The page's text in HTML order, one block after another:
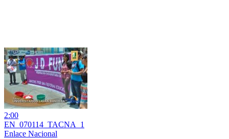
2:00
EN_070114_TACNA_1
Enlace Nacional